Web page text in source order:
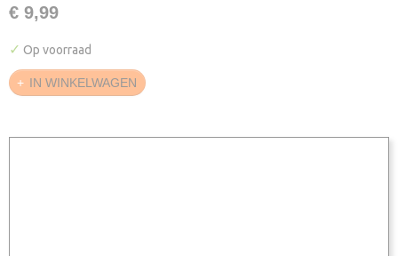
€ 9,99
✓ Op voorraad
IN WINKELWAGEN